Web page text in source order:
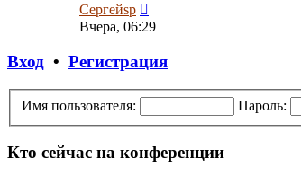
Сергейsp
к
Вчера, 06:29
Вход • Регистрация
Имя пользователя: Пароль:
Кто сейчас на конференции